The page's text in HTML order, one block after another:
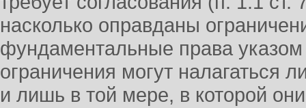
насколько оправданы
фундаментальные права указом
ограничения могут налагаться
и лишь в той мере, в которой